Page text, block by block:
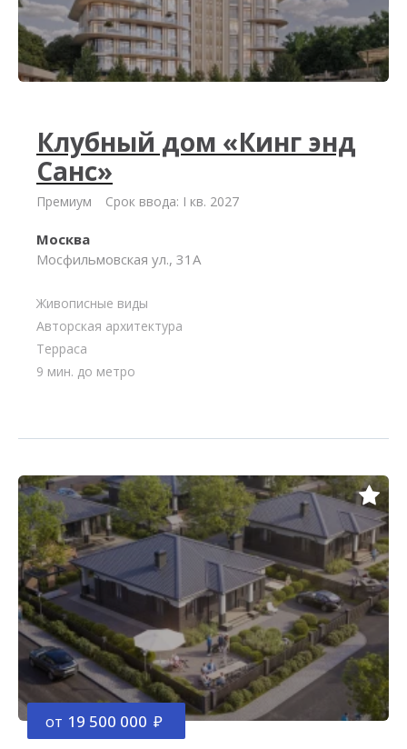
Клубный дом «Кинг энд
Санс»
Премиум Срок ввода: I кв. 2027
Москва
Мосфильмовская ул., 31А
Живописные виды
Авторская архитектура
Терраса
9 мин. до метро
от 19 500 000